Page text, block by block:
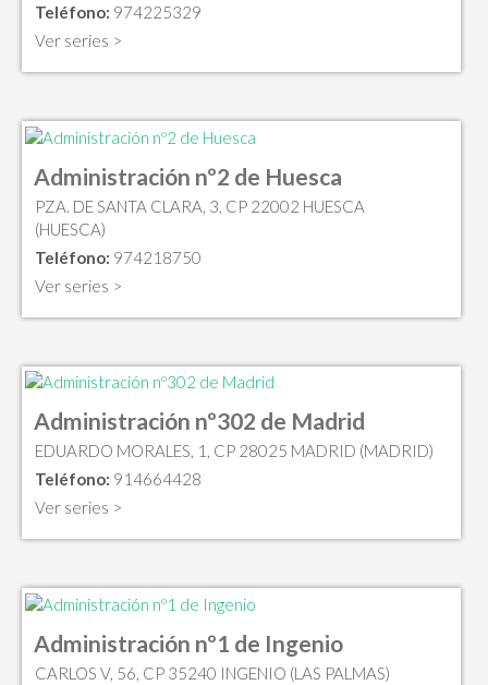
Teléfono: 974225329
Ver series >
Administración nº2 de Huesca
PZA. DE SANTA CLARA, 3, CP 22002 HUESCA
(HUESCA)
Teléfono: 974218750
Ver series >
Administración nº302 de Madrid
EDUARDO MORALES, 1, CP 28025 MADRID (MADRID)
Teléfono: 914664428
Ver series >
Administración nº1 de Ingenio
CARLOS V, 56, CP 35240 INGENIO (LAS PALMAS)